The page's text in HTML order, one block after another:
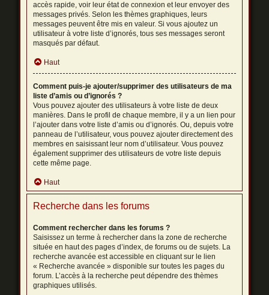
accès rapide, voir leur état de connexion et leur envoyer des
messages privés. Selon les thèmes graphiques, leurs
messages peuvent être mis en valeur. Si vous ajoutez un
utilisateur à votre liste d’ignorés, tous ses messages seront
masqués par défaut.
Haut
Comment puis-je ajouter/supprimer des utilisateurs de ma
liste d’amis ou d’ignorés ?
Vous pouvez ajouter des utilisateurs à votre liste de deux
manières. Dans le profil de chaque membre, il y a un lien pour
l’ajouter dans votre liste d’amis ou d’ignorés. Ou, depuis votre
panneau de l’utilisateur, vous pouvez ajouter directement des
membres en saisissant leur nom d’utilisateur. Vous pouvez
également supprimer des utilisateurs de votre liste depuis
cette même page.
Haut
Recherche dans les forums
Comment rechercher dans les forums ?
Saisissez un terme à rechercher dans la zone de recherche
située en haut des pages d’index, de forums ou de sujets. La
recherche avancée est accessible en cliquant sur le lien
« Recherche avancée » disponible sur toutes les pages du
forum. L’accès à la recherche peut dépendre des thèmes
graphiques utilisés.